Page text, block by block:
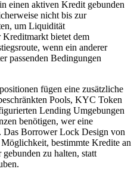
einen aktiven Kredit gebunden
nicht bis zur
um Liquidität
Kreditmarkt bietet dem
wenn ein anderer
passenden Bedingungen
fügen eine zusätzliche
Pools, KYC Token
Lending Umgebungen
benötigen, wer eine
Das Borrower Lock Design von
bestimmte Kredite an
zu halten, statt